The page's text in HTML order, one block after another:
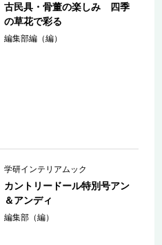
古民具・骨董の楽しみ 四季
の草花で彩る
編集部編（編）
学研インテリアムック
カントリードール特別号アン
＆アンディ
編集部（編）